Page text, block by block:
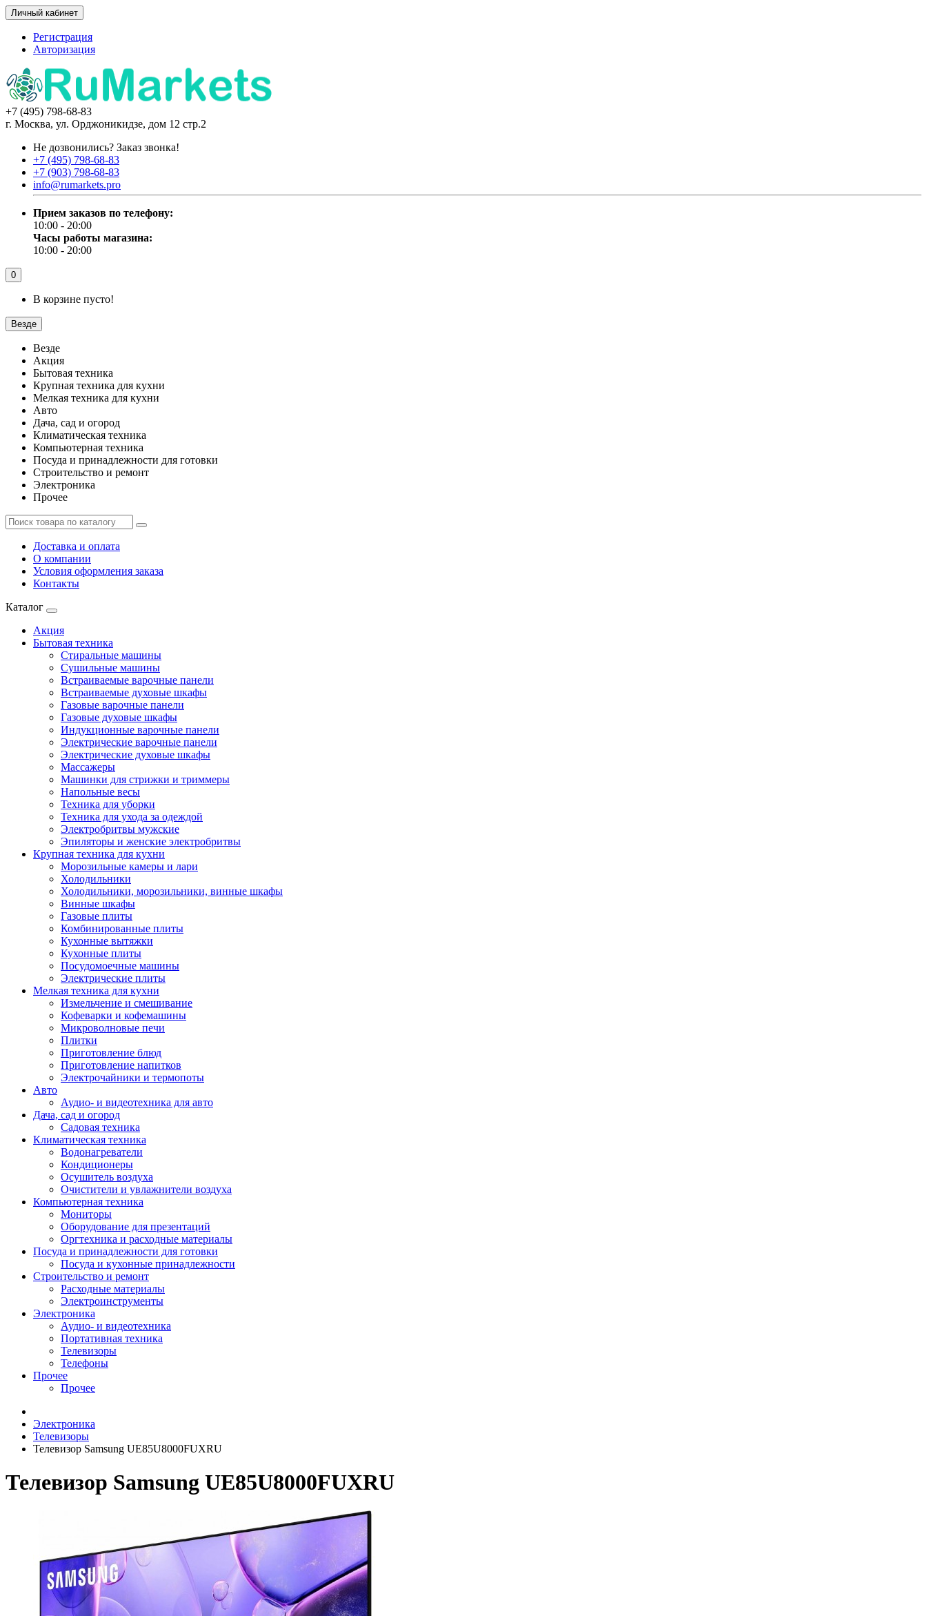
Личный кабинет
Регистрация
Авторизация
+7 (495) 798-68-83
г. Москва, ул. Орджоникидзе, дом 12 стр.2
Не дозвонились? Заказ звонка!
+7 (495) 798-68-83
+7 (903) 798-68-83
info@rumarkets.pro
Прием заказов по телефону:
10:00 - 20:00
Часы работы магазина:
10:00 - 20:00
0
В корзине пусто!
Везде
Везде
Акция
Бытовая техника
Крупная техника для кухни
Мелкая техника для кухни
Авто
Дача, сад и огород
Климатическая техника
Компьютерная техника
Посуда и принадлежности для готовки
Строительство и ремонт
Электроника
Прочее
Доставка и оплата
О компании
Условия оформления заказа
Контакты
Каталог
Акция
Бытовая техника
Стиральные машины
Сушильные машины
Встраиваемые варочные панели
Встраиваемые духовые шкафы
Газовые варочные панели
Газовые духовые шкафы
Индукционные варочные панели
Электрические варочные панели
Электрические духовые шкафы
Массажеры
Машинки для стрижки и триммеры
Напольные весы
Техника для уборки
Техника для ухода за одеждой
Электробритвы мужские
Эпиляторы и женские электробритвы
Крупная техника для кухни
Морозильные камеры и лари
Холодильники
Холодильники, морозильники, винные шкафы
Винные шкафы
Газовые плиты
Комбинированные плиты
Кухонные вытяжки
Кухонные плиты
Посудомоечные машины
Электрические плиты
Мелкая техника для кухни
Измельчение и смешивание
Кофеварки и кофемашины
Микроволновые печи
Плитки
Приготовление блюд
Приготовление напитков
Электрочайники и термопоты
Авто
Аудио- и видеотехника для авто
Дача, сад и огород
Садовая техника
Климатическая техника
Водонагреватели
Кондиционеры
Осушитель воздуха
Очистители и увлажнители воздуха
Компьютерная техника
Мониторы
Оборудование для презентаций
Оргтехника и расходные материалы
Посуда и принадлежности для готовки
Посуда и кухонные принадлежности
Строительство и ремонт
Расходные материалы
Электроинструменты
Электроника
Аудио- и видеотехника
Портативная техника
Телевизоры
Телефоны
Прочее
Прочее
Электроника
Телевизоры
Телевизор Samsung UE85U8000FUXRU
Телевизор Samsung UE85U8000FUXRU